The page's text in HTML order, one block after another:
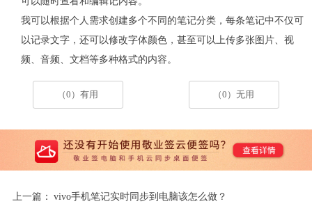
我可以根据个人需求创建多个不同的笔记分类，每条笔记中不仅可
以记录文字，还可以修改字体颜色，甚至可以上传多张图片、视
频、音频、文档等多种格式的内容。
（0）有用 （0）无用
上一篇： vivo手机笔记实时同步到电脑该怎么做？